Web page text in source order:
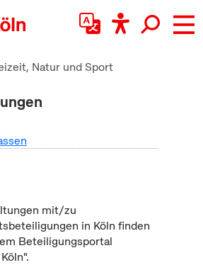
Natur und Sport
mit/zu
in Köln finden
Beteiligungsportal